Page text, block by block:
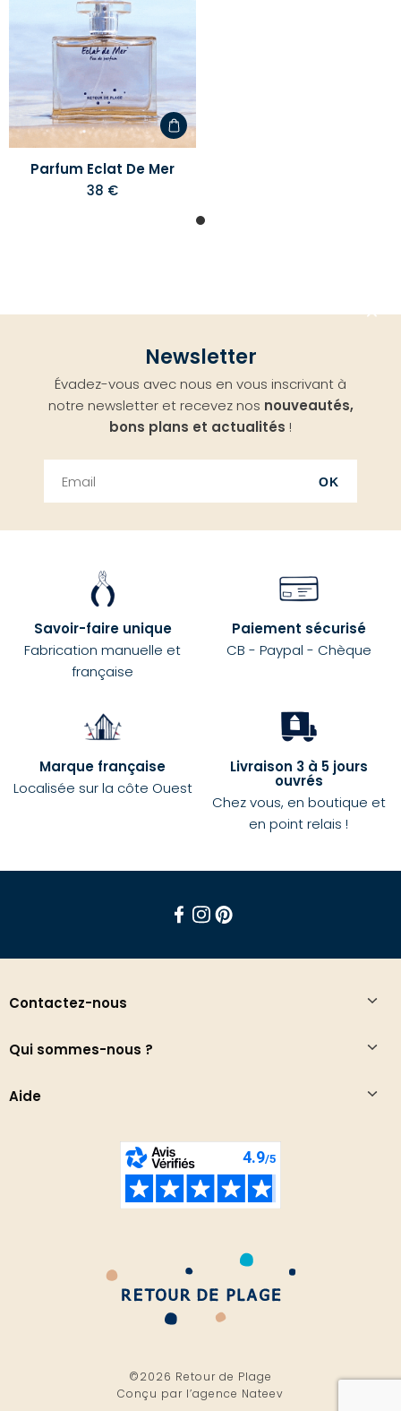
liste
d'envies
Parfum Eclat De Mer
38 €
Newsletter
Évadez-vous avec nous en vous inscrivant à
notre newsletter et recevez nos nouveautés,
bons plans et actualités !
OK
Savoir-faire unique
Fabrication manuelle et
française
Paiement sécurisé
CB - Paypal - Chèque
Marque française
Localisée sur la côte Ouest
Livraison 3 à 5 jours
ouvrés
Chez vous, en boutique et
en point relais !
Contactez-nous
Qui sommes-nous ?
Aide
©2026 Retour de Plage
Conçu par l’agence Nateev